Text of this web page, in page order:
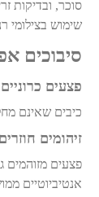
סוכר, ובדיקות
שימוש בצילומי
סיבוכים
פצעים כרוניים
כיבים שאינם
זיהומים חוזרים
פצעים מזוהמים
אנטיביוטיים